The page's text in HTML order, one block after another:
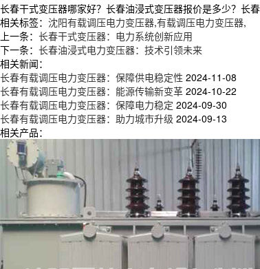
长春干式变压器哪家好？长春油浸式变压器报价是多少？长
相关标签： 沈阳有载调压电力变压器,有载调压电力变压器,
上一条： 长春干式变压器：电力系统创新应用
下一条： 长春油浸式电力变压器：技术引领未来
相关新闻：
长春有载调压电力变压器：保障供电稳定性 2024-11-08
长春有载调压电力变压器：能源传输新变革 2024-10-22
长春有载调压电力变压器：保障电力稳定 2024-09-30
长春有载调压电力变压器：助力城市升级 2024-09-13
相关产品：